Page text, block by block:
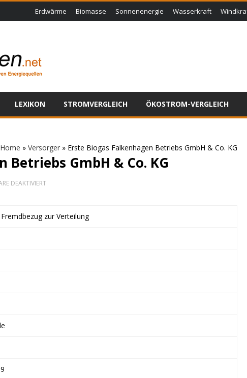
Erdwärme Biomasse Sonnenenergie Wasserkraft
LEXIKON STROMVERGLEICH ÖKOSTROM-VERGLEICH
Home » Versorger » Erste Biogas Falkenhagen Betriebs GmbH & Co. KG
Betriebs GmbH & Co. KG
DEAKTIVIERTFÜR
BETRIEBS
zur Verteilung